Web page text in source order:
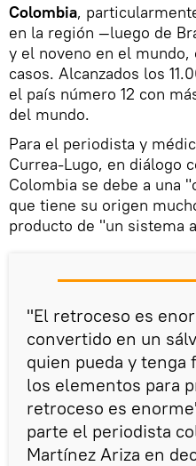
Colombia,
en la región —luego de
y el noveno en el
casos. Alcanzados los
el país número 12 con
del mundo.
Para el periodista y
Currea-Lugo, en diálogo
Colombia se debe a una
que tiene su origen
producto de "un sistema
"El retroceso es
convertido en un
quien pueda y
los elementos para
retroceso es
parte el periodista
Martínez Ariza en